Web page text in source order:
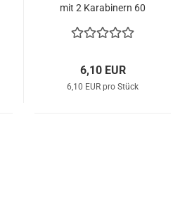
mit 2 Karabinern 60
6,10 EUR
6,10 EUR pro Stück